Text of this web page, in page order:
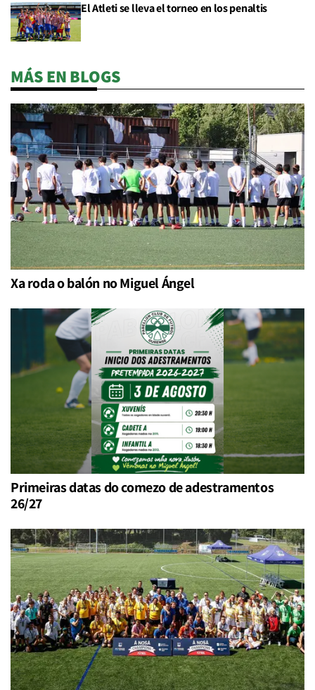
El Atleti se lleva el torneo en los penaltis
MÁS EN BLOGS
Xa roda o balón no Miguel Ángel
Primeiras datas do comezo de adestramentos
26/27